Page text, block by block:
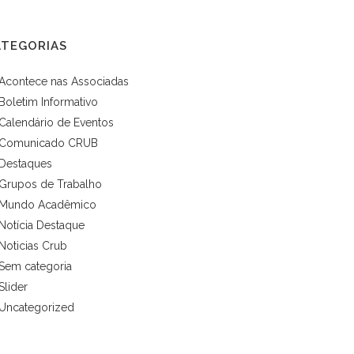
nas Associadas
Informativo
de Eventos
CRUB
de Trabalho
Acadêmico
Destaque
Crub
categoria